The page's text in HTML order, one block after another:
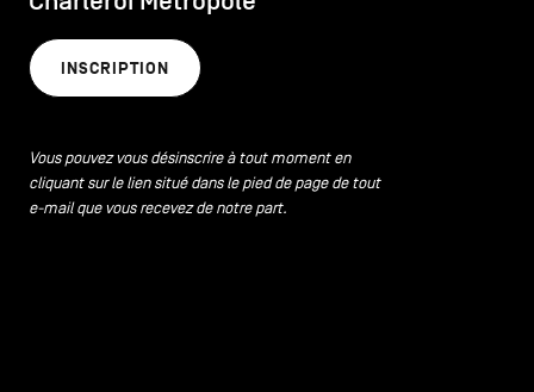
INSCRIPTION
Vous pouvez vous désinscrire à tout moment en
cliquant sur le lien situé dans le pied de page de tout
e-mail que vous recevez de notre part.